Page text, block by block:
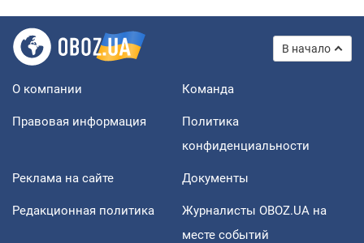
В начало
О компании Команда
Правовая информация
Политика
конфиденциальности
Реклама на сайте Документы
Редакционная политика
Журналисты OBOZ.UA на
месте событий